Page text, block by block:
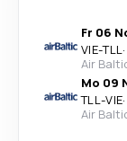
Fr 06
VIE-TLL·
Air
Mo 09
TLL-VIE·
Air